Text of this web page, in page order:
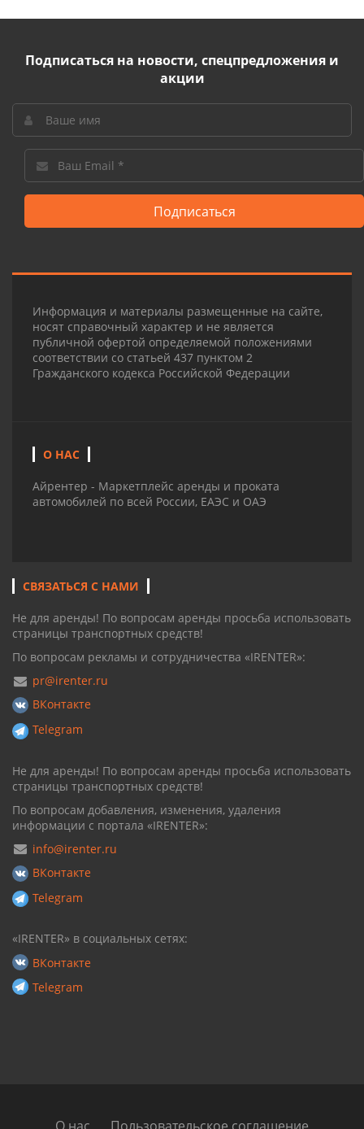
Подписаться на новости, спецпредложения и
акции
Подписаться
Информация и материалы размещенные на сайте,
носят справочный характер и не является
публичной офертой определяемой положениями
соответствии со статьей 437 пунктом 2
Гражданского кодекса Российской Федерации
О НАС
Айрентер - Маркетплейс аренды и проката
автомобилей по всей России, ЕАЭС и ОАЭ
СВЯЗАТЬСЯ С НАМИ
Не для аренды! По вопросам аренды просьба использовать
страницы транспортных средств!
По вопросам рекламы и сотрудничества «IRENTER»:
pr@irenter.ru
ВКонтакте
Telegram
Не для аренды! По вопросам аренды просьба использовать
страницы транспортных средств!
По вопросам добавления, изменения, удаления
информации с портала «IRENTER»:
info@irenter.ru
ВКонтакте
Telegram
«IRENTER» в социальных сетях:
ВКонтакте
Telegram